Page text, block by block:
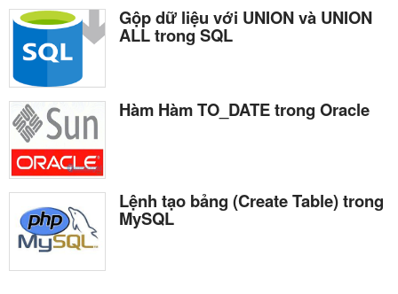
Gộp dữ liệu với UNION và UNION
ALL trong SQL
Hàm Hàm TO_DATE trong Oracle
Lệnh tạo bảng (Create Table) trong
MySQL